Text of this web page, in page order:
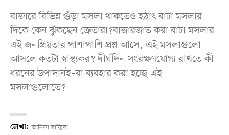
বাজারে বিভিন্ন গুঁড়া মসলা থাকতেও হঠাৎ বাটা মসলার
দিকে কেন ঝুঁকছেন ক্রেতারা?বাজারজাত করা বাটা মসলার
এই জনপ্রিয়তার পাশাপাশি প্রশ্ন আসে, এই মসলাগুলো
আসলে কতটা স্বাস্থ্যকর? দীর্ঘদিন সংরক্ষণযোগ্য রাখতে কী
ধরনের উপাদানই–বা ব্যবহার করা হচ্ছে এই
মসলাগুলোতে?
লেখা: আনিকা তায়্যিবা